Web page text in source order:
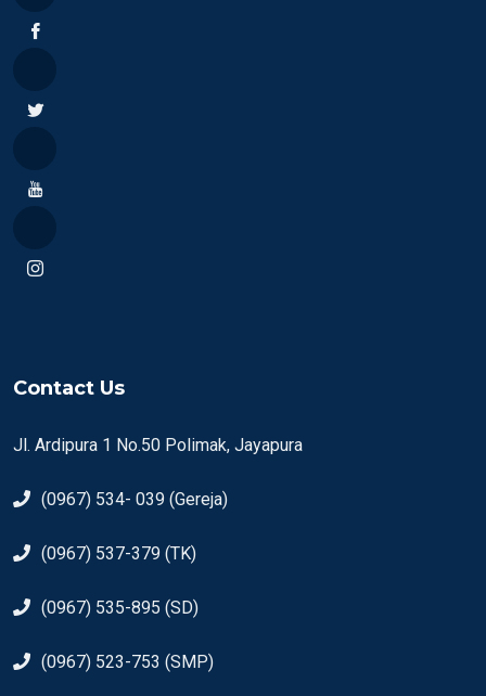
Contact Us
Jl. Ardipura 1 No.50 Polimak, Jayapura
(0967) 534- 039 (Gereja)
(0967) 537-379 (TK)
(0967) 535-895 (SD)
(0967) 523-753 (SMP)